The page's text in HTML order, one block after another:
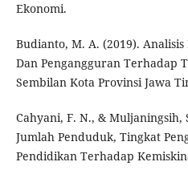
Ekonomi.
Budianto, M. A. (2019).
Dan Pengangguran Terhadap
Sembilan Kota Provinsi Jawa
Cahyani, F. N., & Muljaningsih,
Jumlah Penduduk, Tingkat
Pendidikan Terhadap